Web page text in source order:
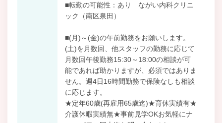
■転勤の可能性：あり ながい内科クリニ
ック（南区泉田）
■(月)～(金)の午前勤務をお願いします。
(土)を月数回、他スタッフの勤務に応じて
月数回午後勤務15:30～18:00の相談が可
能であれば助かりますが、必須ではありま
せん。週4日16時間勤務で保険なしも相談
に応じます。
★定年60歳(再雇用65歳迄)★育休実績有★
介護休暇実績無★事前見学OKお気軽にナ